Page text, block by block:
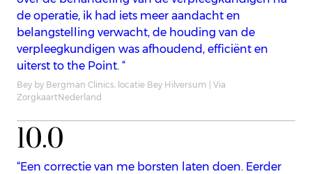
de operatie, ik had iets meer aandacht en
belangstelling verwacht, de houding van de
verpleegkundigen was afhoudend, efficiënt en
uiterst to the Point. “
Bey by Bergman Clinics, locatie Bey Hilversum | Via
ZorgkaartNederland
10.0
“Een correctie van me borsten laten doen. Eerder